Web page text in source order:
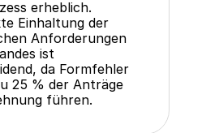
erheblich.
Einhaltung der
Anforderungen
ist
da Formfehler
25 % der Anträge
führen.